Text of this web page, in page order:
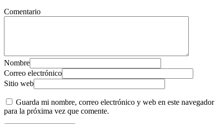
Comentario
Nombre
Correo electrónico
Sitio web
Guarda mi nombre, correo electrónico y web en este navegador
para la próxima vez que comente.